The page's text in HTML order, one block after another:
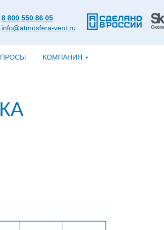
8 800 550 86 05
info@atmosfera-vent.ru
КОМПАНИЯ